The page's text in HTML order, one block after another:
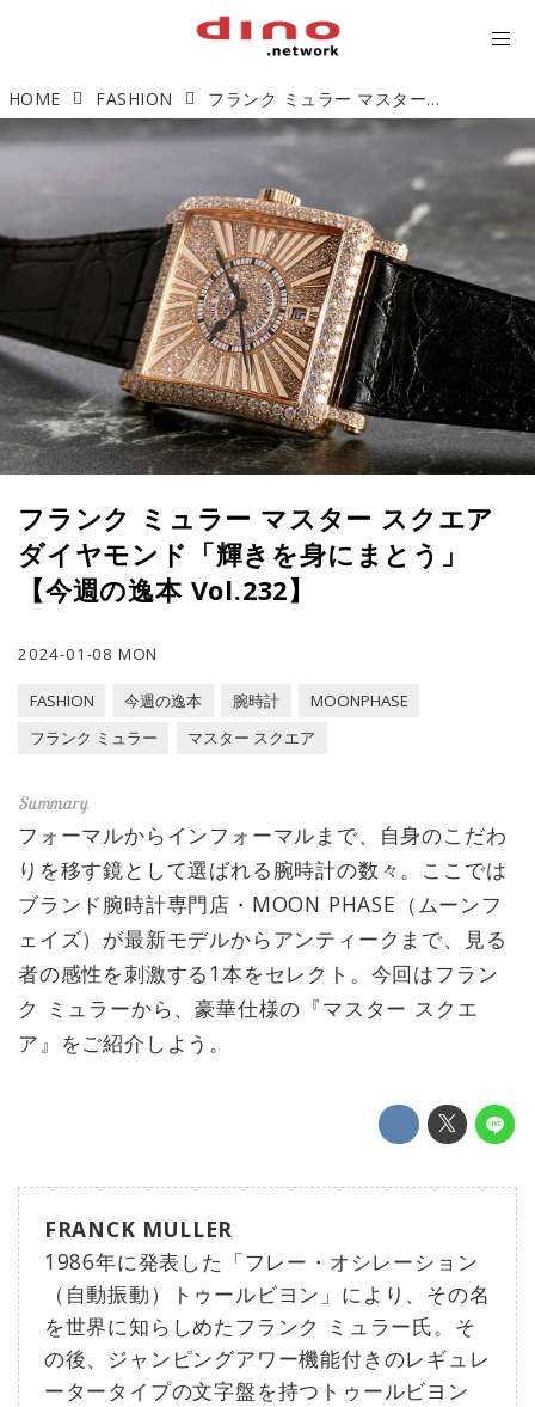
HOME FASHION フランク ミュラー マスター スクエア ダイヤモンド「輝きを身にまとう」【今週の逸本 Vol.232】
フランク ミュラー マスター スクエア
ダイヤモンド「輝きを身にまとう」
【今週の逸本 Vol.232】
2024-01-08 MON
FASHION 今週の逸本 腕時計
MOONPHASE
フランク ミュラー
マスター スクエア
フォーマルからインフォーマルまで、自身のこだわ
りを移す鏡として選ばれる腕時計の数々。ここでは
ブランド腕時計専門店・MOON PHASE（ムーンフ
ェイズ）が最新モデルからアンティークまで、見る
者の感性を刺激する1本をセレクト。今回はフラン
ク ミュラーから、豪華仕様の『マスター スクエ
ア』をご紹介しよう。
FRANCK MULLER
1986年に発表した「フレー・オシレーション
（自動振動）トゥールビヨン」により、その名
を世界に知らしめたフランク ミュラー氏。そ
の後、ジャンピングアワー機能付きのレギュレ
ータータイプの文字盤を持つトゥールビヨン